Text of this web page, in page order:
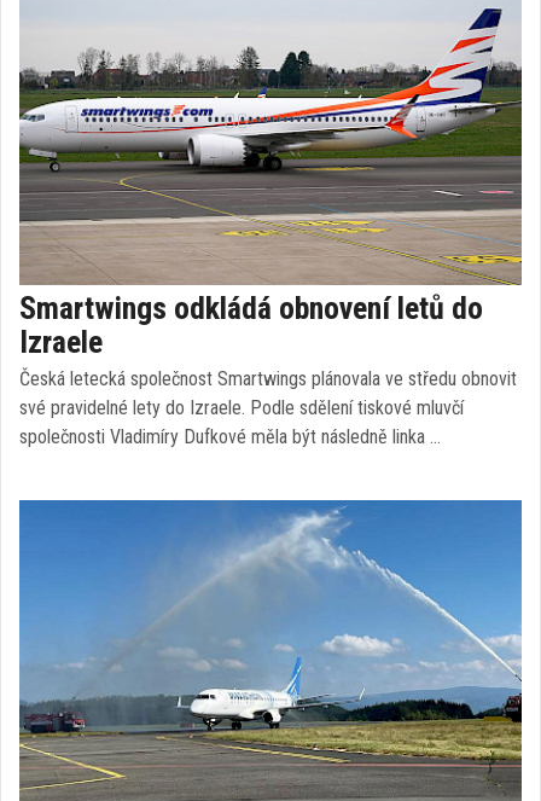
Smartwings odkládá obnovení letů do
Izraele
Česká letecká společnost Smartwings plánovala ve středu obnovit
své pravidelné lety do Izraele. Podle sdělení tiskové mluvčí
společnosti Vladimíry Dufkové měla být následně linka …